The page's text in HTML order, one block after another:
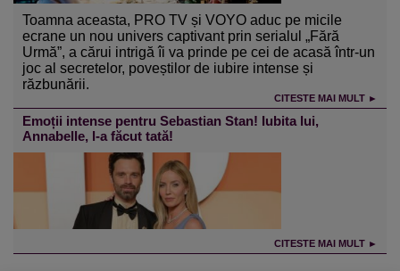
Toamna aceasta, PRO TV și VOYO aduc pe micile
ecrane un nou univers captivant prin serialul „Fără
Urmă”, a cărui intrigă îi va prinde pe cei de acasă într-un
joc al secretelor, poveștilor de iubire intense și
răzbunării.
CITESTE MAI MULT ►
Emoții intense pentru Sebastian Stan! Iubita lui,
Annabelle, l-a făcut tată!
CITESTE MAI MULT ►